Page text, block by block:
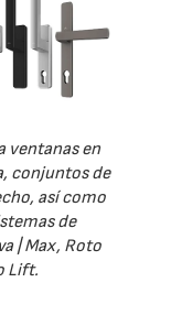
ventanas en
conjuntos de
así como
de
| Max, Roto
Lift.